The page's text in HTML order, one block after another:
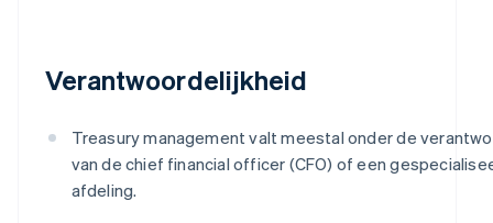
Verantwoordelijkheid
Treasury management valt meestal onder de
van de chief financial officer (CFO) of een
afdeling.